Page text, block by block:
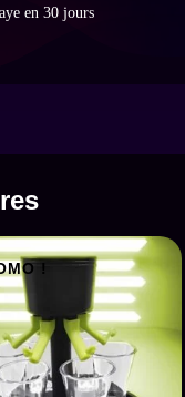
en 30 jours
!